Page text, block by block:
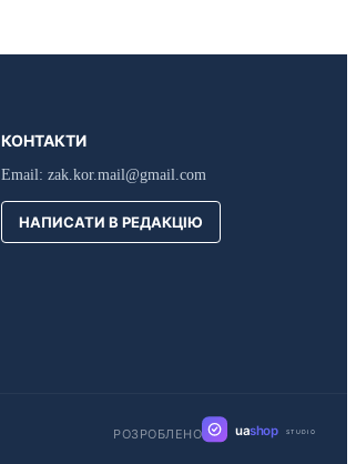
КОНТАКТИ
Email: zak.kor.mail@gmail.com
НАПИСАТИ В РЕДАКЦІЮ
РОЗРОБЛЕНО uashop STUDIO